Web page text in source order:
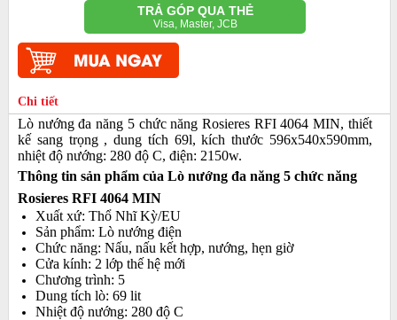
TRẢ GÓP QUA THẺ
Visa, Master, JCB
Chi tiết
Lò nướng đa năng 5 chức năng Rosieres RFI 4064 MIN, thiết
kế sang trọng , dung tích 69l, kích thước 596x540x590mm,
nhiệt độ nướng: 280 độ C, điện: 2150w.
Thông tin sản phẩm của Lò nướng đa năng 5 chức năng
Rosieres RFI 4064 MIN
Xuất xứ: Thổ Nhĩ Kỳ/EU
Sản phẩm: Lò nướng điện
Chức năng: Nấu, nấu kết hợp, nướng, hẹn giờ
Cửa kính: 2 lớp thế hệ mới
Chương trình: 5
Dung tích lò: 69 lit
Nhiệt độ nướng: 280 độ C